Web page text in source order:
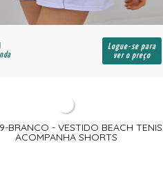
Logue-se para
ver o preço
BRANCO - VESTIDO BEACH TENIS
ACOMPANHA SHORTS